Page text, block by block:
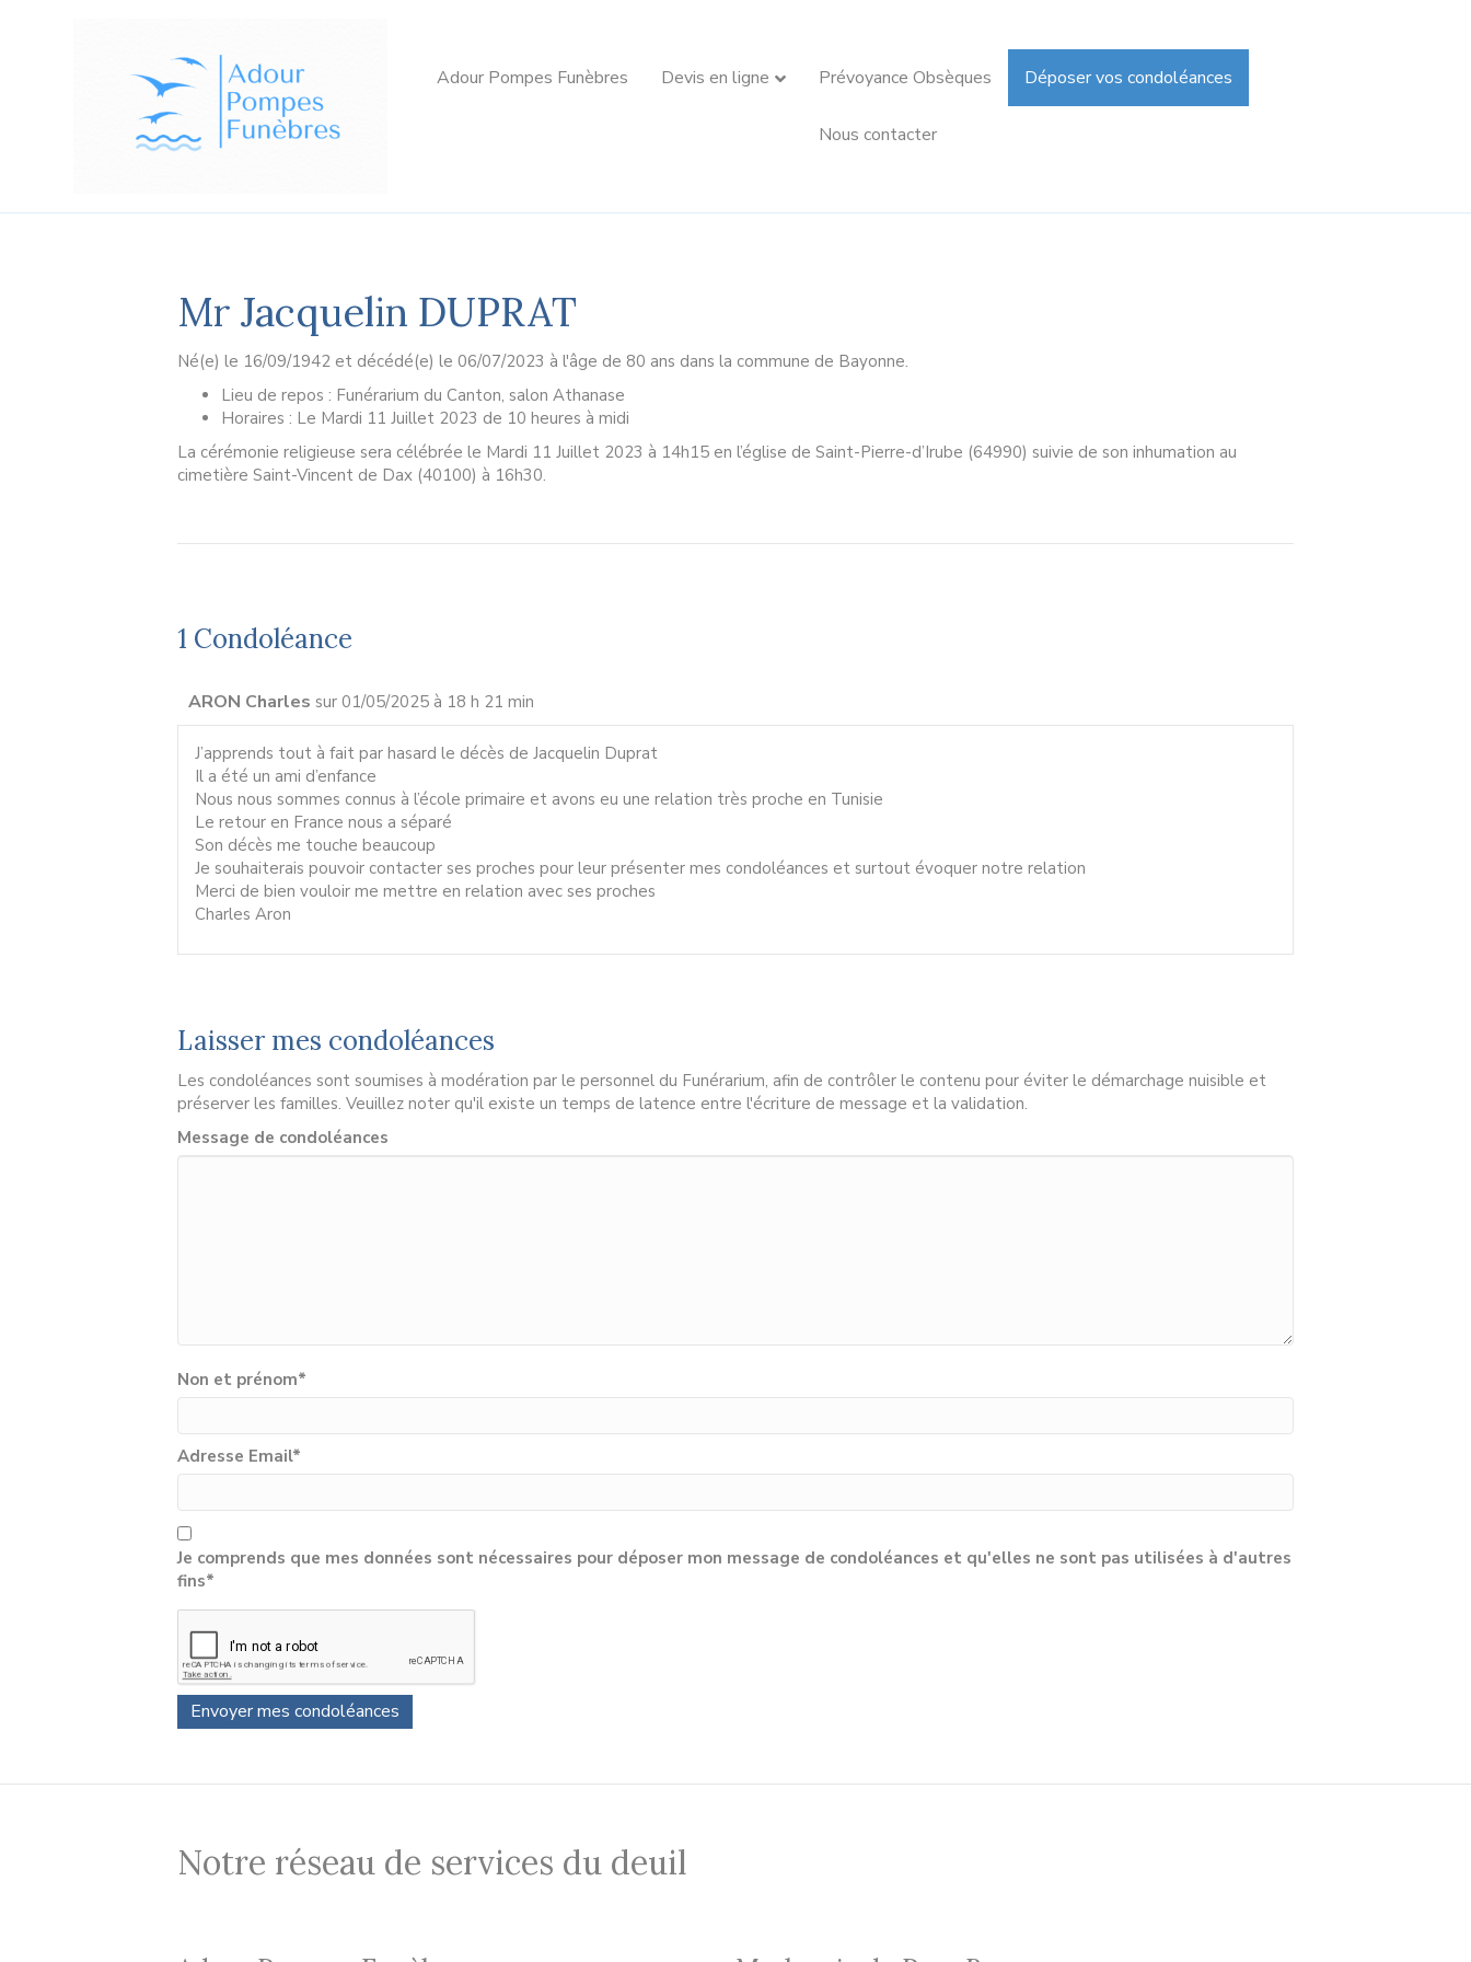
Adour Pompes Funèbres Devis en ligne Prévoyance Obsèques Déposer vos condoléances
Nous contacter
Mr Jacquelin DUPRAT
Né(e) le 16/09/1942 et décédé(e) le 06/07/2023 à l'âge de 80 ans dans la commune de Bayonne.
Lieu de repos : Funérarium du Canton, salon Athanase
Horaires : Le Mardi 11 Juillet 2023 de 10 heures à midi
La cérémonie religieuse sera célébrée le Mardi 11 Juillet 2023 à 14h15 en l’église de Saint-Pierre-d’Irube (64990) suivie de son inhumation au
cimetière Saint-Vincent de Dax (40100) à 16h30.
1 Condoléance
ARON Charles sur 01/05/2025 à 18 h 21 min
J’apprends tout à fait par hasard le décès de Jacquelin Duprat
Il a été un ami d’enfance
Nous nous sommes connus à l’école primaire et avons eu une relation très proche en Tunisie
Le retour en France nous a séparé
Son décès me touche beaucoup
Je souhaiterais pouvoir contacter ses proches pour leur présenter mes condoléances et surtout évoquer notre relation
Merci de bien vouloir me mettre en relation avec ses proches
Charles Aron
Laisser mes condoléances
Les condoléances sont soumises à modération par le personnel du Funérarium, afin de contrôler le contenu pour éviter le démarchage nuisible et
préserver les familles. Veuillez noter qu'il existe un temps de latence entre l'écriture de message et la validation.
Message de condoléances
Non et prénom*
Adresse Email*
Je comprends que mes données sont nécessaires pour déposer mon message de condoléances et qu'elles ne sont pas utilisées à d'autres
fins*
Notre réseau de services du deuil